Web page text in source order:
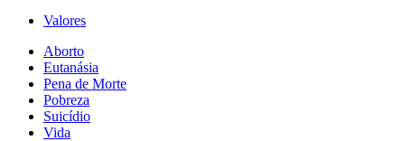
Valores
Aborto
Eutanásia
Pena de Morte
Pobreza
Suicídio
Vida